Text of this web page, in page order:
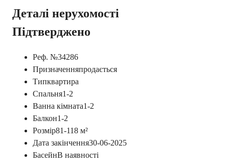
Деталі нерухомості
Підтверджено
Реф. №34286
Призначенняпродається
Типквартира
Спальня1-2
Ванна кімната1-2
Балкон1-2
Розмір81-118 м²
Дата закінчення30-06-2025
БасейнВ наявності